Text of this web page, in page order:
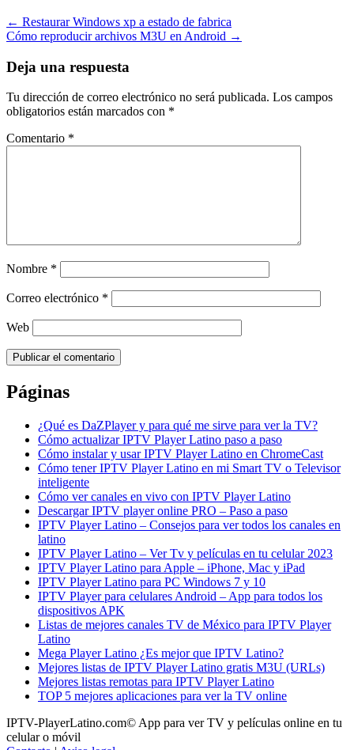
← Restaurar Windows xp a estado de fabrica
Cómo reproducir archivos M3U en Android →
Deja una respuesta
Tu dirección de correo electrónico no será publicada. Los campos
obligatorios están marcados con *
Comentario *
Nombre *
Correo electrónico *
Web
Páginas
¿Qué es DaZPlayer y para qué me sirve para ver la TV?
Cómo actualizar IPTV Player Latino paso a paso
Cómo instalar y usar IPTV Player Latino en ChromeCast
Cómo tener IPTV Player Latino en mi Smart TV o Televisor
inteligente
Cómo ver canales en vivo con IPTV Player Latino
Descargar IPTV player online PRO – Paso a paso
IPTV Player Latino – Consejos para ver todos los canales en
latino
IPTV Player Latino – Ver Tv y películas en tu celular 2023
IPTV Player Latino para Apple – iPhone, Mac y iPad
IPTV Player Latino para PC Windows 7 y 10
IPTV Player para celulares Android – App para todos los
dispositivos APK
Listas de mejores canales TV de México para IPTV Player
Latino
Mega Player Latino ¿Es mejor que IPTV Latino?
Mejores listas de IPTV Player Latino gratis M3U (URLs)
Mejores listas remotas para IPTV Player Latino
TOP 5 mejores aplicaciones para ver la TV online
IPTV-PlayerLatino.com© App para ver TV y películas online en tu
celular o móvil